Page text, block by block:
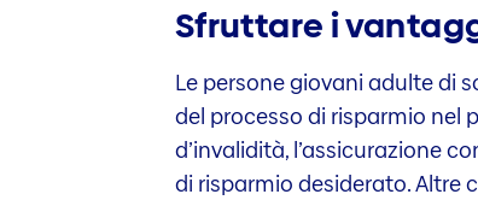
Sfruttare i
Le persone giovani adulte di
del processo di risparmio nel
d’invalidità, l’assicurazione
di risparmio desiderato. Altre